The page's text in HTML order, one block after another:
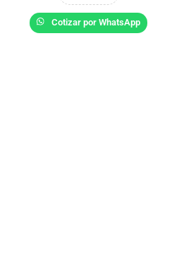
Cotizar por WhatsApp